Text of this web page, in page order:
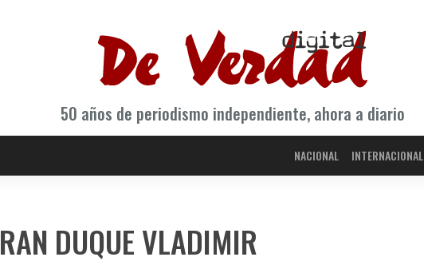
50 años de periodismo independiente, ahora a diario
NACIONAL INTERNACIONAL
DUQUE VLADIMIR